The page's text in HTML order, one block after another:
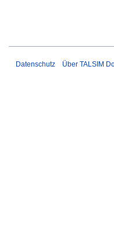
Datenschutz Über TALSIM